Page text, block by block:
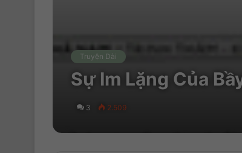
Truyện Dài
Sự Im Lặng Của
3 2.509